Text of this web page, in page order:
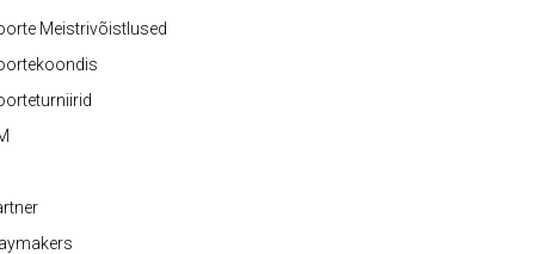
Meistrivõistlused